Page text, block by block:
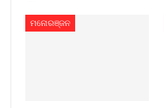
ମନୋରଞ୍ଜନ